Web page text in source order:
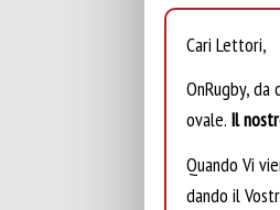
Cari Lettori,
OnRugby,
ovale. Il
Quando Vi
dando il